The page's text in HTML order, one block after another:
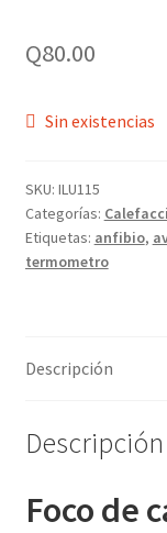
Q80.00
Sin existencias
SKU: ILU115
Categorías:
Etiquetas: anfibio,
termometro
Descripción
Descripción
Foco de